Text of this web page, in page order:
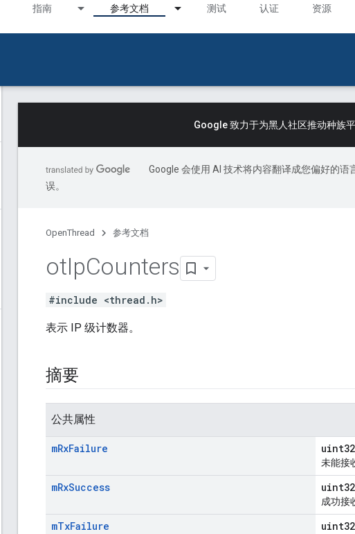
指南 参考文档 测试 认证 资源
Google 致力于为黑人社区推动种族平
Google 会使用 AI 技术将内容翻译成您偏好的语
误。
OpenThread 参考文档
otIpCounters
#include <thread.h>
表示 IP 级计数器。
摘要
公共属性
mRxFailure
未能接
mRxSuccess
成功接
mTxFailure